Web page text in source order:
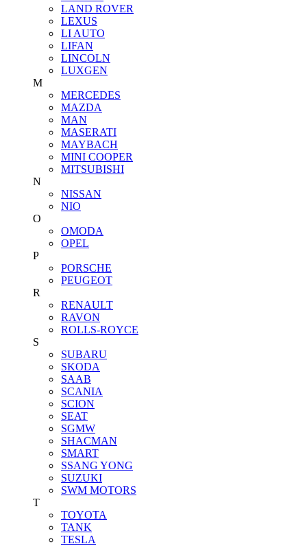
LAND ROVER
LEXUS
LI AUTO
LIFAN
LINCOLN
LUXGEN
M
MERCEDES
MAZDA
MAN
MASERATI
MAYBACH
MINI COOPER
MITSUBISHI
N
NISSAN
NIO
O
OMODA
OPEL
P
PORSCHE
PEUGEOT
R
RENAULT
RAVON
ROLLS-ROYCE
S
SUBARU
SKODA
SAAB
SCANIA
SCION
SEAT
SGMW
SHACMAN
SMART
SSANG YONG
SUZUKI
SWM MOTORS
T
TOYOTA
TANK
TESLA